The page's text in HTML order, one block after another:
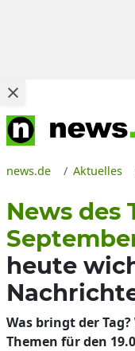
news.de Aktuelles
News des
heute
Was bringt der
Themen für den